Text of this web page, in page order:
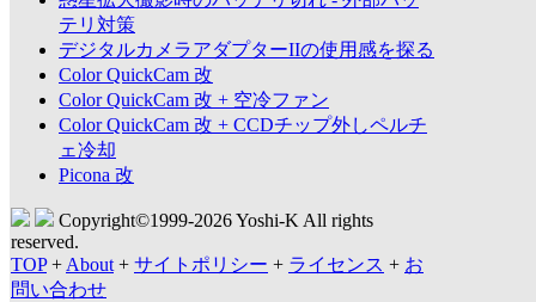
テリ対策
デジタルカメラアダプターIIの使用感を探る
Color QuickCam 改
Color QuickCam 改 + 空冷ファン
Color QuickCam 改 + CCDチップ外しペルチ
ェ冷却
Picona 改
Copyright©1999-2026 Yoshi-K All rights
reserved.
TOP+ About + サイトポリシー + ライセンス + お
問い合わせ